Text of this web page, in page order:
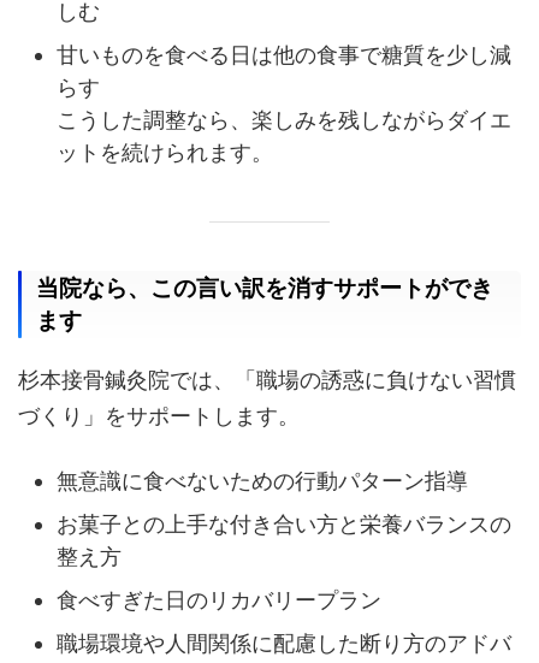
しむ
甘いものを食べる日は他の食事で糖質を少し減
らす
こうした調整なら、楽しみを残しながらダイエ
ットを続けられます。
当院なら、この言い訳を消すサポートができ
ます
杉本接骨鍼灸院では、「職場の誘惑に負けない習慣
づくり」をサポートします。
無意識に食べないための行動パターン指導
お菓子との上手な付き合い方と栄養バランスの
整え方
食べすぎた日のリカバリープラン
職場環境や人間関係に配慮した断り方のアドバ